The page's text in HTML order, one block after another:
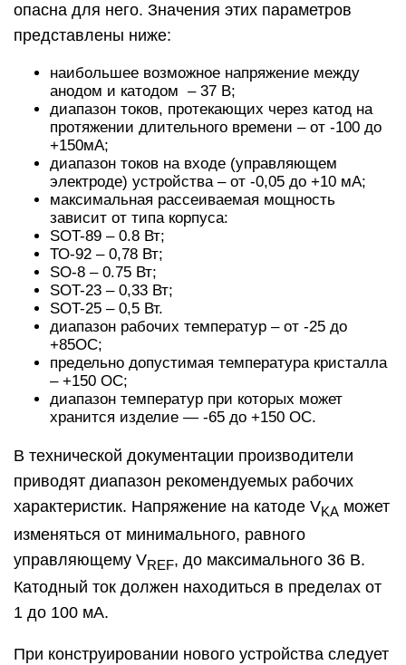
опасна для него. Значения этих параметров
представлены ниже:
наибольшее возможное напряжение между
анодом и катодом – 37 В;
диапазон токов, протекающих через катод на
протяжении длительного времени – от -100 до
+150мА;
диапазон токов на входе (управляющем
электроде) устройства – от -0,05 до +10 мА;
максимальная рассеиваемая мощность
зависит от типа корпуса:
SOT-89 – 0.8 Вт;
ТО-92 – 0,78 Вт;
SO-8 – 0.75 Вт;
SOT-23 – 0,33 Вт;
SOT-25 – 0,5 Вт.
диапазон рабочих температур – от -25 до
+85ОС;
предельно допустимая температура кристалла
– +150 ОС;
диапазон температур при которых может
хранится изделие — -65 до +150 ОС.
В технической документации производители
приводят диапазон рекомендуемых рабочих
характеристик. Напряжение на катоде VKA может
изменяться от минимального, равного
управляющему VREF, до максимального 36 В.
Катодный ток должен находиться в пределах от
1 до 100 мА.
При конструировании нового устройства следует